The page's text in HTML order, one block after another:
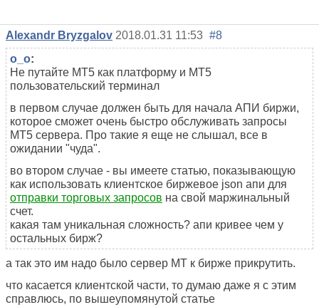
Alexandr Bryzgalov 2018.01.31 11:53 #8
o_o:
Не путайте МТ5 как платформу и МТ5
пользовательский терминал
в первом случае должен быть для начала АПИ биржи,
которое сможет очень быстро обслуживать запросы
МТ5 сервера. Про такие я еще не слышал, все в
ожидании "чуда".
во втором случае - вы имеете статью, показывающую
как использовать клиентское биржевое json апи для
отправки торговых запросов на свой маржинальный
счет.
какая там уникальная сложность? апи кривее чем у
остальных бирж?
а так это им надо было сервер МТ к бирже прикрутить.
что касается клиентской части, то думаю даже я с этим
справлюсь, по вышеупомянутой статье